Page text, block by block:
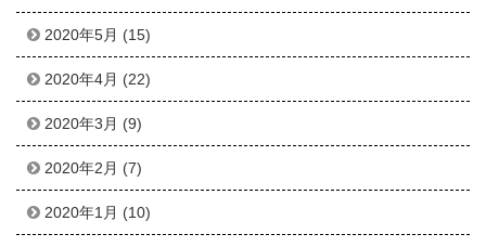
2020年5月 (15)
2020年4月 (22)
2020年3月 (9)
2020年2月 (7)
2020年1月 (10)